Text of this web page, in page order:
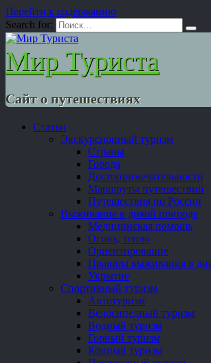
Перейти к содержанию
Search for:
Мир Туриста
Сайт о путешествиях
Статьи
Экскурсионный туризм
Страны
Города
Достопримечательности
Маршруты путешествий
Путешествия по России
Выживание в дикой природе
Медицинская помощь
Огонь, тепло
Ориентирование
Правила выживания в
Укрытие
Спортивный туризм
Автотуризм
Велосипедный туризм
Водный туризм
Горный туризм
Конный туризм